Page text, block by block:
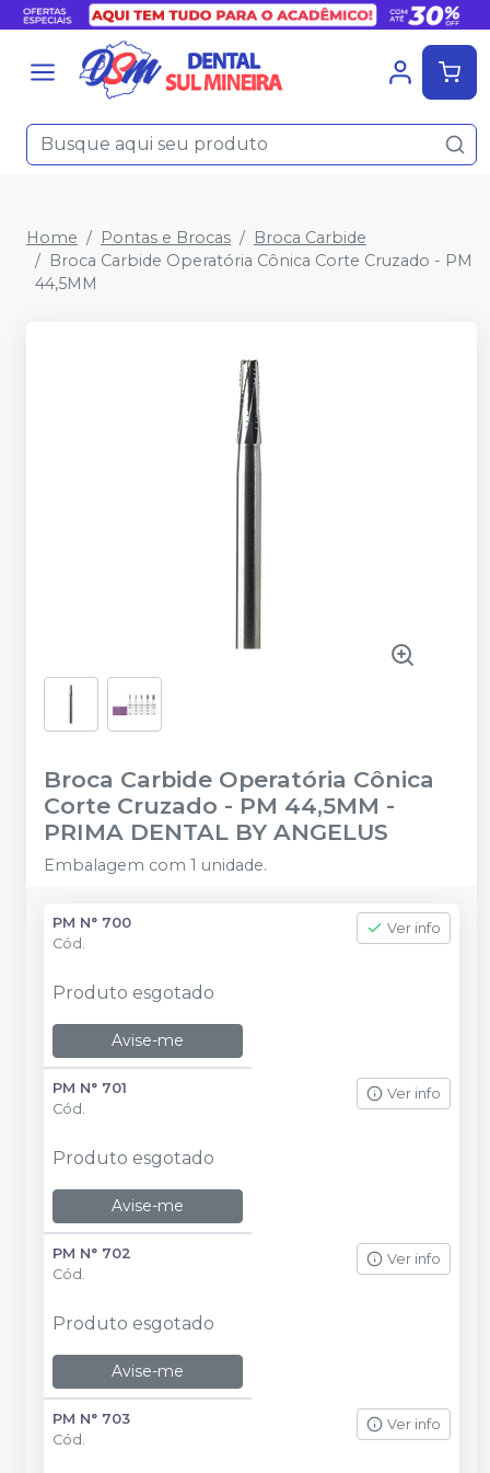
Home Pontas e Brocas
Broca Carbide
Broca Carbide Operatória Cônica Corte Cruzado - PM
44,5MM
Broca Carbide Operatória Cônica
Corte Cruzado - PM 44,5MM -
PRIMA DENTAL BY ANGELUS
Embalagem com 1 unidade.
PM N° 700
Cód.
Ver info
Produto esgotado
Avise-me
PM N° 701
Cód.
Ver info
Produto esgotado
Avise-me
PM N° 702
Cód.
Ver info
Produto esgotado
Avise-me
PM N° 703
Cód.
Ver info